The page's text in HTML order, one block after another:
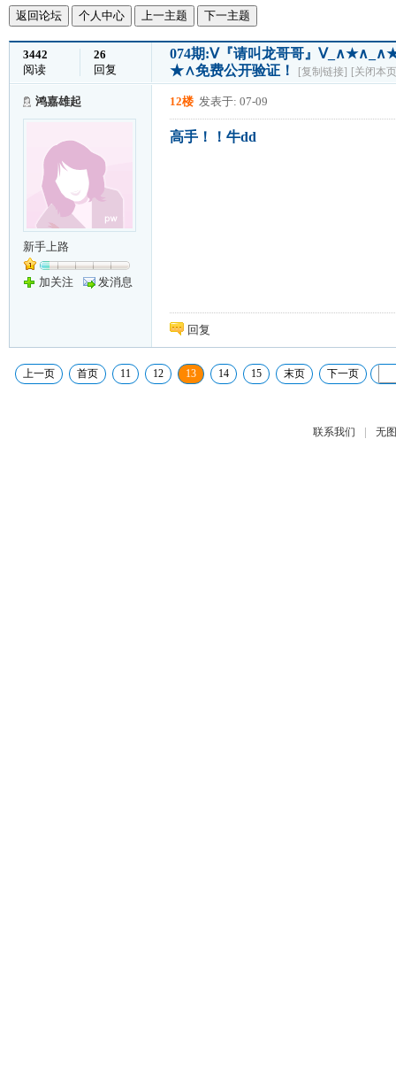
返回论坛 个人中心 上一主题 下一主题
3442
阅读
26
回复
074期:Ⅴ『请叫龙哥哥』
★∧免费公开验证！
[复制链接] [关闭本
鸿嘉雄起
新手上路
加关注 发消息
12楼 发表于: 07-09
高手！！牛dd
回复
上一页 首页 11 12 13 14 15 末页 下一页
联系我们 | 无